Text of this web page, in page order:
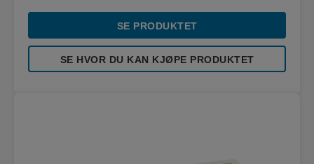
SE PRODUKTET
SE HVOR DU KAN KJØPE PRODUKTET